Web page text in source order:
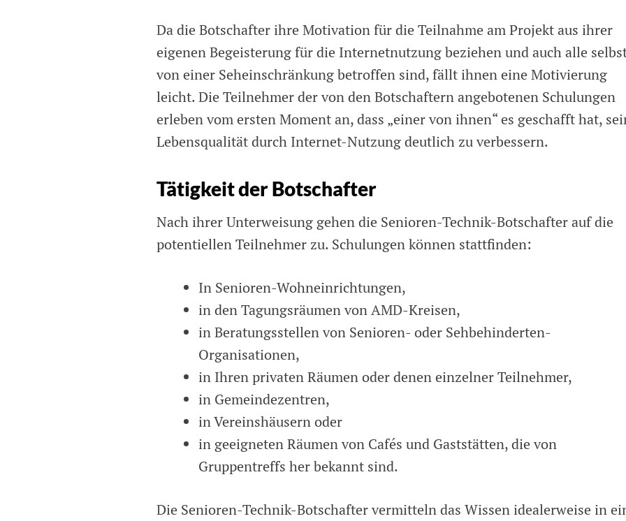
Da die Botschafter ihre Motivation für die Teilnahme am Projekt aus ihrer
eigenen Begeisterung für die Internetnutzung beziehen und auch alle
von einer Seheinschränkung betroffen sind, fällt ihnen eine Motivierung
leicht. Die Teilnehmer der von den Botschaftern angebotenen Schulungen
erleben vom ersten Moment an, dass „einer von ihnen“ es geschafft hat,
Lebensqualität durch Internet-Nutzung deutlich zu verbessern.
Tätigkeit der Botschafter
Nach ihrer Unterweisung gehen die Senioren-Technik-Botschafter auf die
potentiellen Teilnehmer zu. Schulungen können stattfinden:
In Senioren-Wohneinrichtungen,
in den Tagungsräumen von AMD-Kreisen,
in Beratungsstellen von Senioren- oder Sehbehinderten-
Organisationen,
in Ihren privaten Räumen oder denen einzelner Teilnehmer,
in Gemeindezentren,
in Vereinshäusern oder
in geeigneten Räumen von Cafés und Gaststätten, die von
Gruppentreffs her bekannt sind.
Die Senioren-Technik-Botschafter vermitteln das Wissen idealerweise in